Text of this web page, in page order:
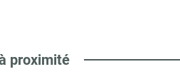
proximité